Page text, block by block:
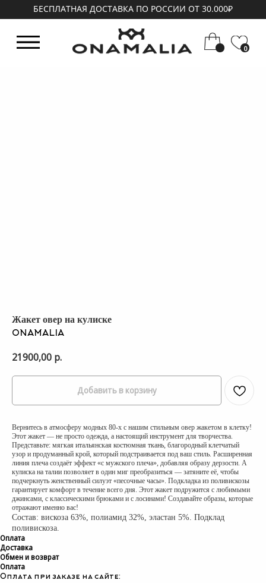
БЕСПЛАТНАЯ ДОСТАВКА ПО РОССИИ ОТ 30.000₽
Жакет овер на кулиске
ONAMALIA
21900,00 р.
Добавить в корзину
Вернитесь в атмосферу модных 80‑х с нашим стильным овер жакетом в клетку!
Этот жакет — не просто одежда, а настоящий инструмент для творчества.
Представьте: мягкая итальянская костюмная ткань, благородный клетчатый
узор и продуманный крой, который подстраивается под ваш стиль. Расширенная
линия плеча создаёт эффект «с мужского плеча», добавляя образу дерзости. А
кулиска на талии позволяет в один миг преобразиться — затяните её, чтобы
подчеркнуть женственный силуэт «песочные часы». Подкладка из поливискозы
гарантирует комфорт в течение всего дня. Этот жакет подружится с любимыми
джинсами, с классическими брюками и с лосинами! Создавайте образы, которые
отражают именно вас!
Состав: вискоза 63%, полиамид 32%, эластан 5%. Подклад
поливискоза.
Оплата
Доставка
Обмен и возврат
Оплата
Оплата при заказе на сайте: